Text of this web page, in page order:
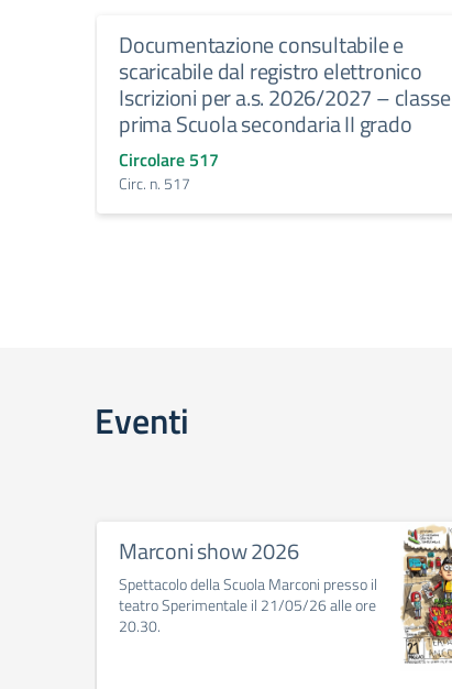
Documentazione consultabile e
scaricabile dal registro elettronico
Iscrizioni per a.s. 2026/2027 – classe
prima Scuola secondaria II grado
Circolare 517
Circ. n. 517
Eventi
Marconi show 2026
Spettacolo della Scuola Marconi presso il
teatro Sperimentale il 21/05/26 alle ore
20.30.